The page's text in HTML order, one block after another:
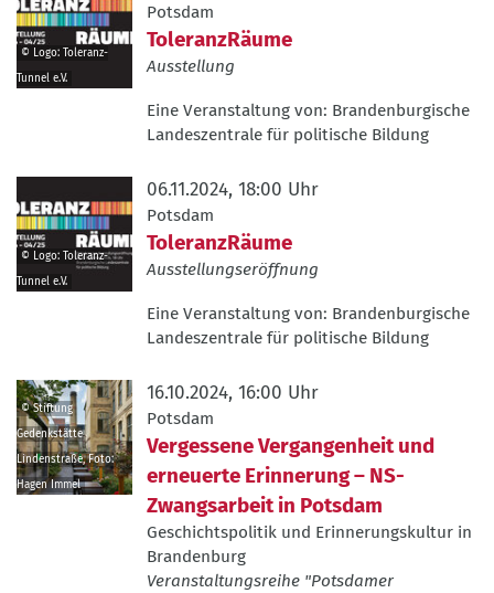
Tunnel
e.V.
© Logo: Toleranz-
Tunnel e.V.
Potsdam
ToleranzRäume
Ausstellung
Eine Veranstaltung von: Brandenburgische
Landeszentrale für politische Bildung
Tunnel
e.V.
© Logo: Toleranz-
Tunnel e.V.
06.11.2024, 18:00 Uhr
Potsdam
ToleranzRäume
Ausstellungseröffnung
Eine Veranstaltung von: Brandenburgische
Landeszentrale für politische Bildung
© Stiftung
Gedenkstätte
Lindenstraße, Foto:
Hagen Immel
16.10.2024, 16:00 Uhr
Potsdam
Vergessene Vergangenheit und
erneuerte Erinnerung – NS-
Zwangsarbeit in Potsdam
Geschichtspolitik und Erinnerungskultur in
Brandenburg
Veranstaltungsreihe "Potsdamer